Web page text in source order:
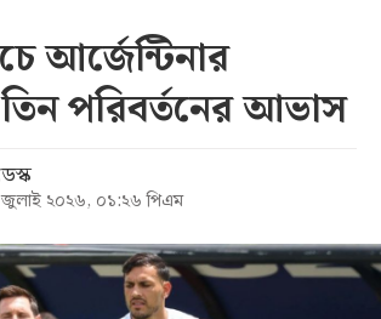
আর্জেন্টিনার
পরিবর্তনের আভাস
জুলাই ২০২৬, ০১:২৬ পিএম